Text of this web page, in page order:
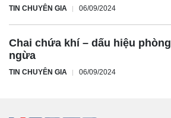
TIN CHUYÊN GIA 06/09/2024
Chai chứa khí – dấu hiệu phòng
ngừa
TIN CHUYÊN GIA 06/09/2024